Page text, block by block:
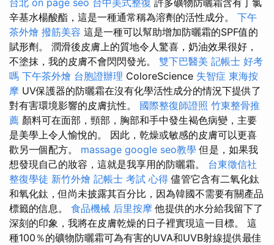
台北 on page seo 台中美式整復 許多礦物防曬霜含有丁氯
辛基水楊酸酯，這是一種通常稱為溶劑的活性成分。 下午
茶外燴 撥筋美容 這是一種可以幫助增加防曬霜的SPF值的
賦形劑。 潤滑後皮膚上的質地令人驚喜，奶油效果很好，
不塗抹，我的皮膚不會閃閃發光。 雙下巴醫美 記帳士 好考
嗎 下午茶外燴 台胞證辦理 ColoreScience 失智症 東海按
摩 UV保護器的防曬霜在沒有化學活性成分的情況下提供了
對有害環境影響的皮膚抗性。 國際整復師證照 竹東整骨推
薦 顏料可在面部，頸部，胸部和手中發生褐色病變，主要
是美學上令人愉悅的。 因此，乾燥或敏感的皮膚可以更喜
歡另一個配方。 massage google seo教學 但是，如果我
想發現自己的妝容，這就是我享用的防曬霜。 台東徵信社
整復學徒 新竹外燴 記帳士 考試 心得 儘管它含有二氧化鈦
和氧化鈦，但尚未披露其百分比，因為韓國不需要有關產品
標籤的信息。 食品機械 后里按摩 他提供的水分給我留下了
深刻的印象，我將在皮膚乾燥的日子裡實現這一目標。 這
種100％的礦物防曬霜可為有害的UVA和UVB射線提供最佳